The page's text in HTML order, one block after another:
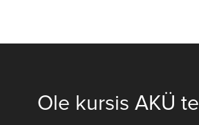
Ole kursis AKÜ